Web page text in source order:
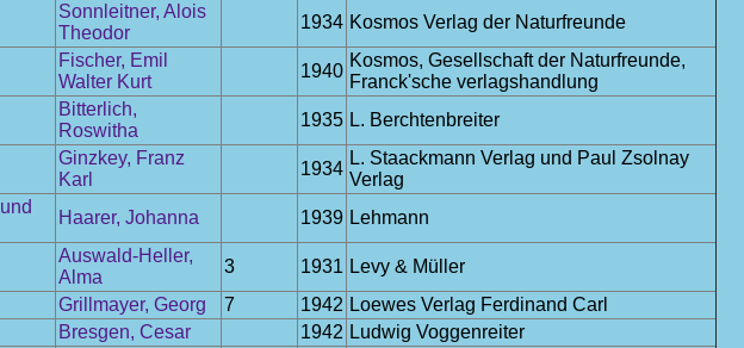
Sonnleitner, Alois
Theodor
1934 Kosmos Verlag der Naturfreunde
Fischer, Emil
Walter Kurt
1940
Kosmos, Gesellschaft der Naturfreunde,
Franck'sche verlagshandlung
Bitterlich,
Roswitha
1935 L. Berchtenbreiter
Ginzkey, Franz
Karl
1934
L. Staackmann Verlag und Paul Zsolnay
Verlag
Haarer, Johanna 1939 Lehmann
Auswald-Heller,
Alma
3 1931 Levy & Müller
Grillmayer, Georg 7 1942 Loewes Verlag Ferdinand Carl
Bresgen, Cesar 1942 Ludwig Voggenreiter